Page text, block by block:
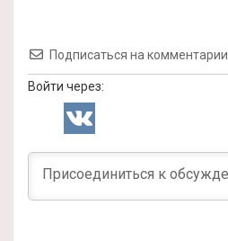
Подписаться на комментарии
Войти через: